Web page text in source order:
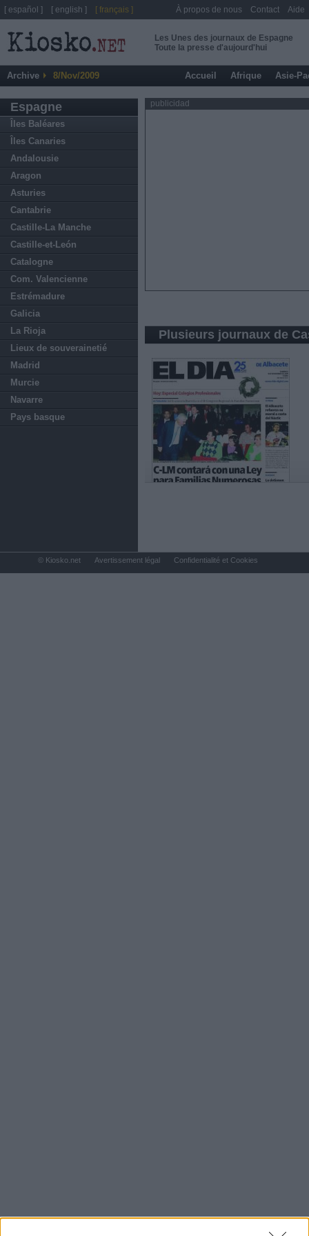
Les Unes des journaux de Espagne
Toute la presse d'aujourd'hui
Archive 8/Nov/2009 Accueil Afrique Asie-
Espagne
Îles Baléares
Îles Canaries
Andalousie
Aragon
Asturies
Cantabrie
Castille-La Manche
Castille-et-León
Catalogne
Com. Valencienne
Estrémadure
Galicia
La Rioja
Lieux de souverainetié
Madrid
Murcie
Navarre
Pays basque
publicidad
Plusieurs journaux de
[ español ] [ english ] [ français ] À propos de nous Contact Aide
© Kiosko.net Avertissement légal Confidentialité et Cookies